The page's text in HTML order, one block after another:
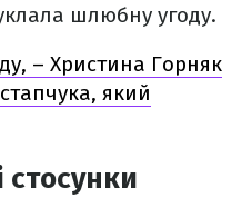
шлюбну угоду.
– Христина Горняк
який
стосунки